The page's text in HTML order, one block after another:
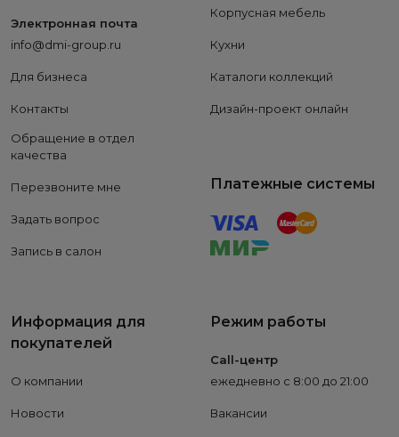
Электронная почта
info@dmi-group.ru
Для бизнеса
Контакты
Обращение в отдел
качества
Перезвоните мне
Задать вопрос
Запись в салон
Корпусная мебель
Кухни
Каталоги коллекций
Дизайн-проект онлайн
Платежные системы
Информация для
покупателей
О компании
Новости
Режим работы
Call-центр
ежедневно с 8:00 до 21:00
Вакансии